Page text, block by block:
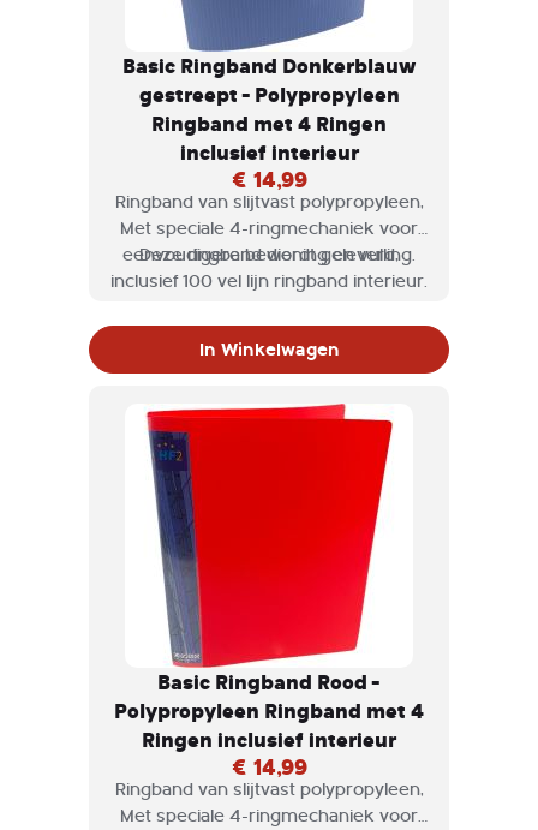
Basic Ringband Donkerblauw
gestreept - Polypropyleen
Ringband met 4 Ringen
inclusief interieur
€ 14,99
Ringband van slijtvast polypropyleen,
Met speciale 4-ringmechaniek voor
eenvoudigere bediening en vulling.
Deze ringband wordt geleverd,
inclusief 100 vel lijn ringband interieur.
In Winkelwagen
Basic Ringband Rood -
Polypropyleen Ringband met 4
Ringen inclusief interieur
€ 14,99
Ringband van slijtvast polypropyleen,
Met speciale 4-ringmechaniek voor